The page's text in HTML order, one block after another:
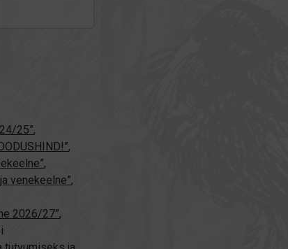
25”,
,
,
venekeelne”,
2026/27”,